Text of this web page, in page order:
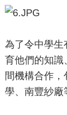
為了令中學生
育他們的知識
間機構合作
學、南豐紗廠